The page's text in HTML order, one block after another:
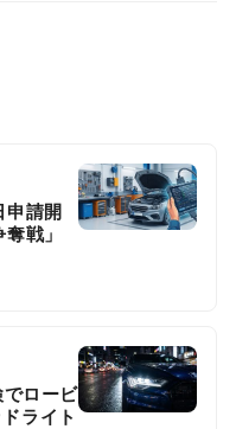
請開
戦」
ロービ
ライト